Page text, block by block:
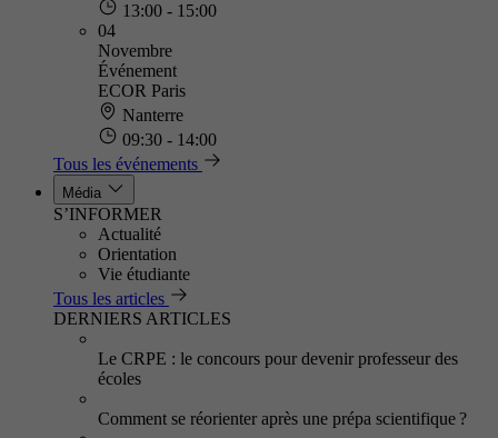
13:00 - 15:00
04
Novembre
Événement
ECOR Paris
Nanterre
09:30 - 14:00
Tous les événements
Média
S’INFORMER
Actualité
Orientation
Vie étudiante
Tous les articles
DERNIERS ARTICLES
Le CRPE : le concours pour devenir professeur des
écoles
Comment se réorienter après une prépa scientifique ?